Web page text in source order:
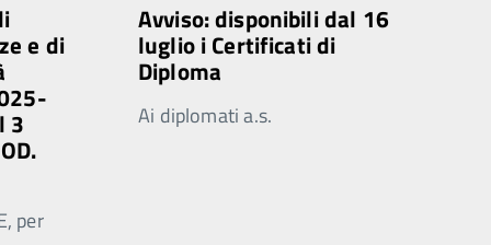
e di
3
per
Avviso: disponibili dal 16
luglio i Certificati di
Diploma
Ai diplomati a.s.